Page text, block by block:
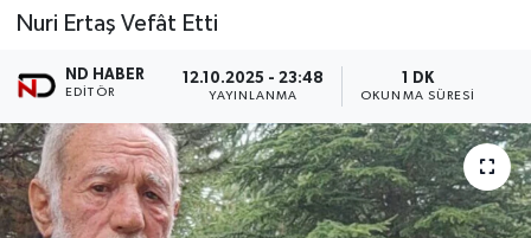
Nuri Ertaş Vefât Etti
ND HABER
EDITÖR
12.10.2025 - 23:48
YAYINLANMA
1 DK
OKUNMA SÜRESI